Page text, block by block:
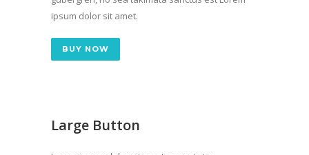
ipsum dolor sit amet.
BUY NOW
Large Button